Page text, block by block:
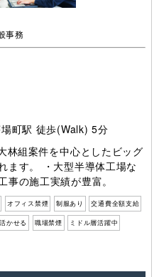
事務
町駅 徒歩(Walk) 5分
林組案件を中心としたビッグ
ます。 ・大型半導体工場な
事の施工実績が豊富。
オフィス禁煙 制服あり 交通費全額支給
かせる 職場禁煙 ミドル層活躍中